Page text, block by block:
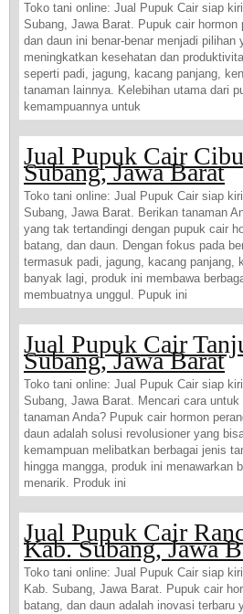
Toko tani online: Jual Pupuk Cair siap
Subang, Jawa Barat. Pupuk cair hormon
dan daun ini benar-benar menjadi pilihan
meningkatkan kesehatan dan
seperti padi, jagung, kacang panjang,
tanaman lainnya. Kelebihan utama dari
kemampuannya untuk
Jual Pupuk Cair
Subang, Jawa Barat
Toko tani online: Jual Pupuk Cair siap
Subang, Jawa Barat. Berikan tanaman
yang tak tertandingi dengan pupuk cair
batang, dan daun. Dengan fokus pada
termasuk padi, jagung, kacang panjang,
banyak lagi, produk ini membawa
membuatnya unggul. Pupuk ini
Jual Pupuk Cair
Subang, Jawa Barat
Toko tani online: Jual Pupuk Cair siap
Subang, Jawa Barat. Mencari cara
tanaman Anda? Pupuk cair hormon
daun adalah solusi revolusioner yang
kemampuan melibatkan berbagai jenis
hingga mangga, produk ini menawarkan
menarik. Produk ini
Jual Pupuk Cair
Kab. Subang, Jawa
Toko tani online: Jual Pupuk Cair siap
Kab. Subang, Jawa Barat. Pupuk cair
batang, dan daun adalah inovasi terbaru